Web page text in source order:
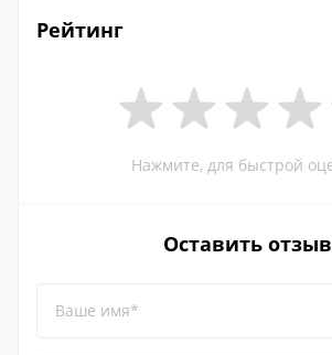
Рейтинг
Нажмите, для быстрой
Оставить отзыв
Ваше имя*